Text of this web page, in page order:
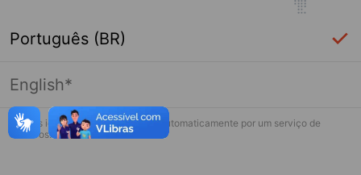
Página indisponível
Desculpe, algo deu errado. Faça login
Português (BR)
English*
* Esses idiomas serão traduzidos automaticamente por um serviço de
terceiros.